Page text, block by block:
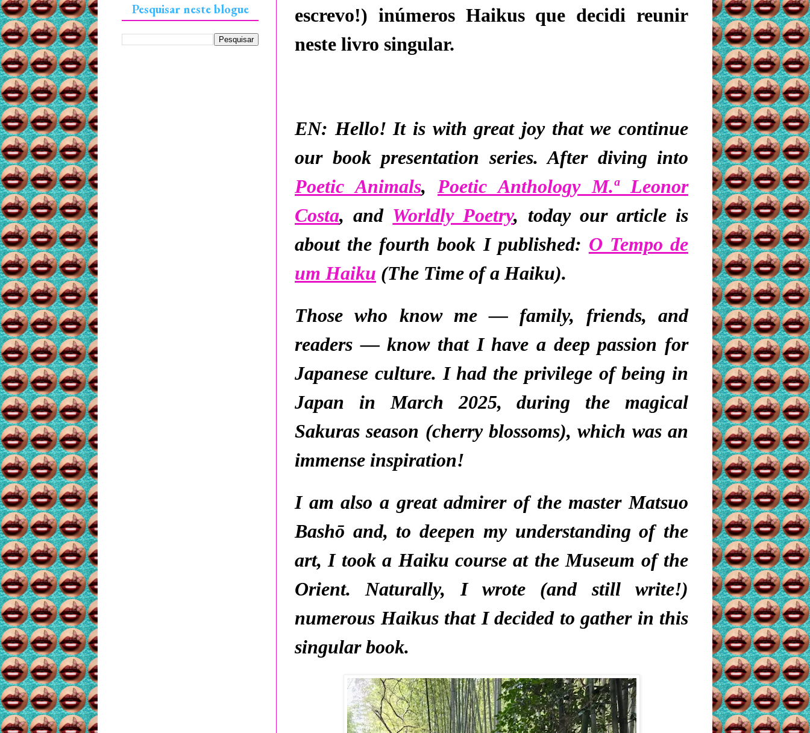
escrevo!) inúmeros Haikus que decidi reunir
neste livro singular.
EN: Hello! It is with great joy that we continue
our book presentation series. After diving into
Poetic Animals, Poetic Anthology M.ª Leonor
Costa, and Worldly Poetry, today our article is
about the fourth book I published: O Tempo de
um Haiku (The Time of a Haiku).
Those who know me — family, friends, and
readers — know that I have a deep passion for
Japanese culture. I had the privilege of being in
Japan in March 2025, during the magical
Sakuras season (cherry blossoms), which was an
immense inspiration!
I am also a great admirer of the master Matsuo
Bashō and, to deepen my understanding of the
art, I took a Haiku course at the Museum of the
Orient. Naturally, I wrote (and still write!)
numerous Haikus that I decided to gather in this
singular book.
Pesquisar neste blogue